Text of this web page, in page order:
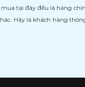
tại đây đều là hàng
Hãy là khách hàng